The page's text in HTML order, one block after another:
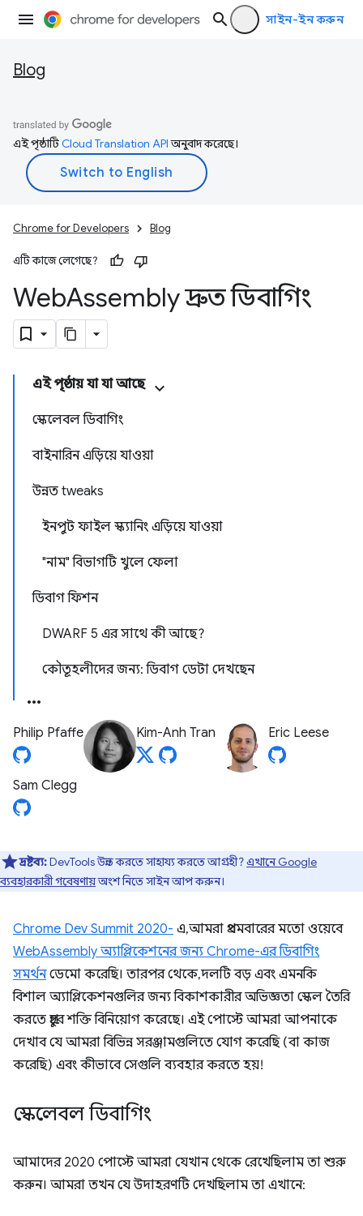
সাইন-ইন করুন
Blog
এই পৃষ্ঠাটিCloud Translation APIঅনুবাদ করেছে।
Chrome for Developers Blog
এটি কাজে লেগেছে?
WebAssembly দ্রুত ডিবাগিং
এই পৃষ্ঠায় যা যা আছে
স্কেলেবল ডিবাগিং
বাইনারিন এড়িয়ে যাওয়া
উন্নত tweaks
ইনপুট ফাইল স্ক্যানিং এড়িয়ে যাওয়া
"নাম" বিভাগটি খুলে ফেলা
ডিবাগ ফিশন
DWARF 5 এর সাথে কী আছে?
কৌতূহলীদের জন্য: ডিবাগ ডেটা দেখছেন
Philip Pfaffe Kim-Anh Tran Eric Leese
Sam Clegg
দ্রষ্টব্য:DevTools উন্নত করতে সাহায্য করতে আগ্রহী?এখানে Google
ব্যবহারকারী গবেষণায়অংশ নিতে সাইন আপ করুন।
Chrome Dev Summit 2020- এ, আমরা প্রথমবারের মতো ওয়েবে
WebAssembly অ্যাপ্লিকেশনের জন্য Chrome-এর ডিবাগিং
সমর্থনডেমো করেছি। তারপর থেকে, দলটি বড় এবং এমনকি
বিশাল অ্যাপ্লিকেশনগুলির জন্য বিকাশকারীর অভিজ্ঞতা স্কেল তৈরি
করতে প্রচুর শক্তি বিনিয়োগ করেছে। এই পোস্টে আমরা আপনাকে
দেখাব যে আমরা বিভিন্ন সরঞ্জামগুলিতে যোগ করেছি (বা কাজ
করেছি) এবং কীভাবে সেগুলি ব্যবহার করতে হয়!
স্কেলেবল ডিবাগিং
আমাদের 2020 পোস্টে আমরা যেখান থেকে রেখেছিলাম তা শুরু
করুন। আমরা তখন যে উদাহরণটি দেখছিলাম তা এখানে: